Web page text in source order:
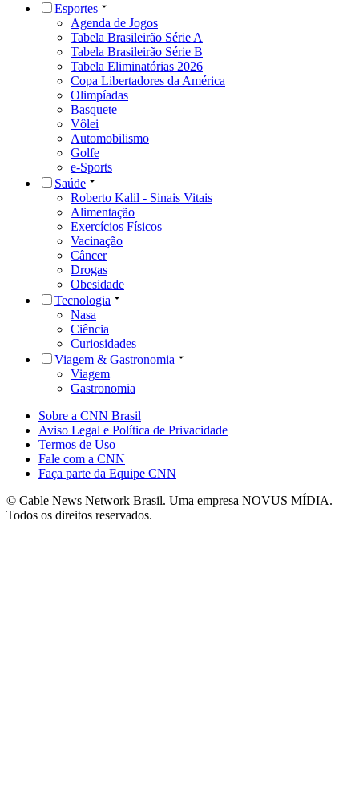
Esportes
Agenda de Jogos
Tabela Brasileirão Série A
Tabela Brasileirão Série B
Tabela Eliminatórias 2026
Copa Libertadores da América
Olimpíadas
Basquete
Vôlei
Automobilismo
Golfe
e-Sports
Saúde
Roberto Kalil - Sinais Vitais
Alimentação
Exercícios Físicos
Vacinação
Câncer
Drogas
Obesidade
Tecnologia
Nasa
Ciência
Curiosidades
Viagem & Gastronomia
Viagem
Gastronomia
Sobre a CNN Brasil
Aviso Legal e Política de Privacidade
Termos de Uso
Fale com a CNN
Faça parte da Equipe CNN
© Cable News Network Brasil. Uma empresa NOVUS MÍDIA.
Todos os direitos reservados.